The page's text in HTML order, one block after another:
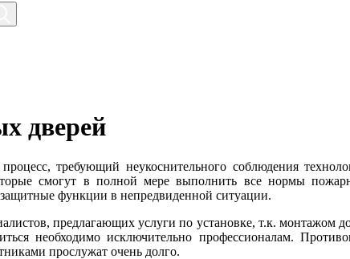
дверей
требующий неукоснительного соблюдения
смогут в полной мере выполнить все нормы
функции в непредвиденной ситуации.
предлагающих услуги по установке, т.к.
необходимо исключительно профессионалам.
прослужат очень долго.